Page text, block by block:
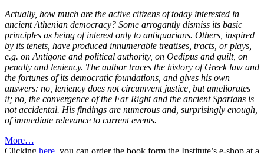
Actually, how much are the active citizens of today interested in
ancient Athenian democracy? Some arrogantly dismiss its basic
principles as being of interest only to antiquarians. Others, inspired
by its tenets, have produced innumerable treatises, tracts, or plays,
e.g. on Antigone and political authority, on Oedipus and guilt, on
penalty and leniency. The author traces the history of Greek law and
the fortunes of its democratic foundations, and gives his own
answers: no, leniency does not circumvent justice, but ameliorates
it; no, the convergence of the Far Right and the ancient Spartans is
not accidental. His findings are numerous and, surprisingly enough,
of immediate relevance to current events.
More…